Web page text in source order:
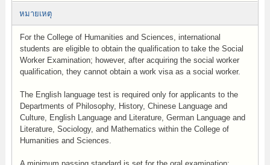
หมายเหตุ
For the College of Humanities and Sciences, international
students are eligible to obtain the qualification to take the Social
Worker Examination; however, after acquiring the social worker
qualification, they cannot obtain a work visa as a social worker.
The English language test is required only for applicants to the
Departments of Philosophy, History, Chinese Language and
Culture, English Language and Literature, German Language and
Literature, Sociology, and Mathematics within the College of
Humanities and Sciences.